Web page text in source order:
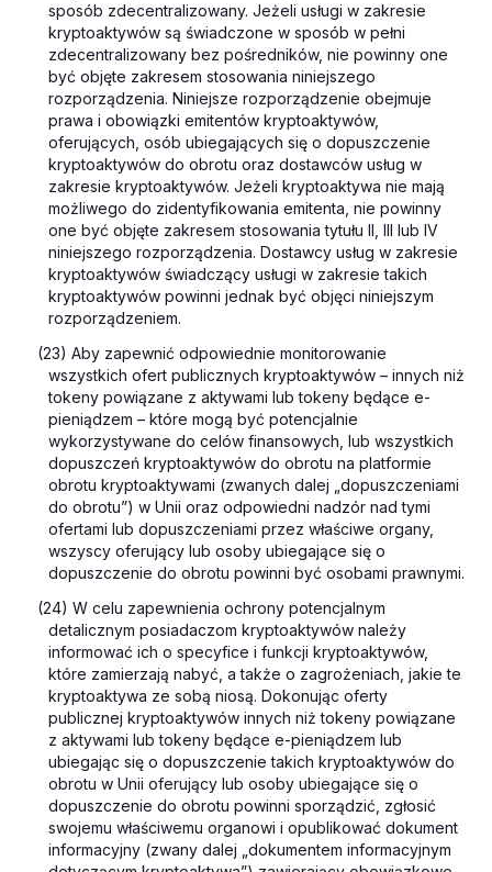
sposób zdecentralizowany. Jeżeli usługi w zakresie
kryptoaktywów są świadczone w sposób w pełni
zdecentralizowany bez pośredników, nie powinny one
być objęte zakresem stosowania niniejszego
rozporządzenia. Niniejsze rozporządzenie obejmuje
prawa i obowiązki emitentów kryptoaktywów,
oferujących, osób ubiegających się o dopuszczenie
kryptoaktywów do obrotu oraz dostawców usług w
zakresie kryptoaktywów. Jeżeli kryptoaktywa nie mają
możliwego do zidentyfikowania emitenta, nie powinny
one być objęte zakresem stosowania tytułu II, III lub IV
niniejszego rozporządzenia. Dostawcy usług w zakresie
kryptoaktywów świadczący usługi w zakresie takich
kryptoaktywów powinni jednak być objęci niniejszym
rozporządzeniem.
(23) Aby zapewnić odpowiednie monitorowanie
wszystkich ofert publicznych kryptoaktywów – innych niż
tokeny powiązane z aktywami lub tokeny będące e-
pieniądzem – które mogą być potencjalnie
wykorzystywane do celów finansowych, lub wszystkich
dopuszczeń kryptoaktywów do obrotu na platformie
obrotu kryptoaktywami (zwanych dalej „dopuszczeniami
do obrotu”) w Unii oraz odpowiedni nadzór nad tymi
ofertami lub dopuszczeniami przez właściwe organy,
wszyscy oferujący lub osoby ubiegające się o
dopuszczenie do obrotu powinni być osobami prawnymi.
(24) W celu zapewnienia ochrony potencjalnym
detalicznym posiadaczom kryptoaktywów należy
informować ich o specyfice i funkcji kryptoaktywów,
które zamierzają nabyć, a także o zagrożeniach, jakie te
kryptoaktywa ze sobą niosą. Dokonując oferty
publicznej kryptoaktywów innych niż tokeny powiązane
z aktywami lub tokeny będące e-pieniądzem lub
ubiegając się o dopuszczenie takich kryptoaktywów do
obrotu w Unii oferujący lub osoby ubiegające się o
dopuszczenie do obrotu powinni sporządzić, zgłosić
swojemu właściwemu organowi i opublikować dokument
informacyjny (zwany dalej „dokumentem informacyjnym